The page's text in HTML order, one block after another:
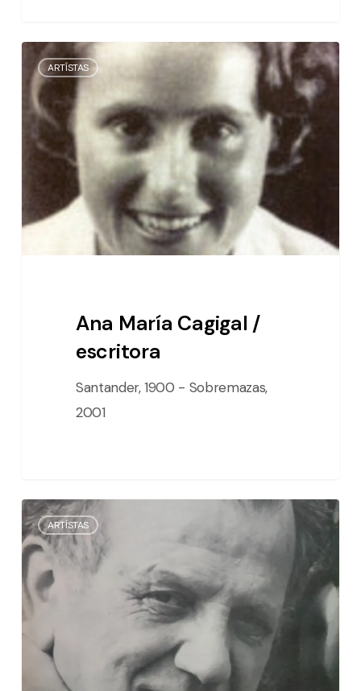
Ana
María
Cagigal
escritora
ARTÍSTAS
Ana María Cagigal /
escritora
Santander, 1900 - Sobremazas,
2001
Rufino
Ceballos
pintor
ARTÍSTAS